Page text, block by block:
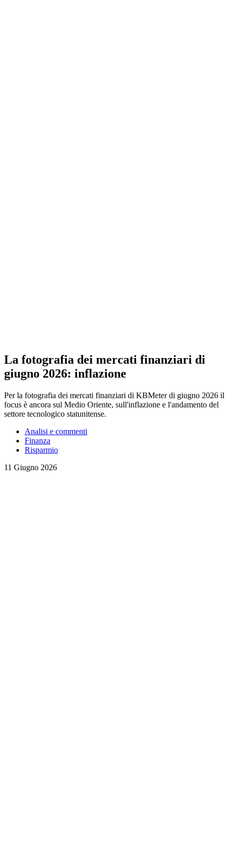
La fotografia dei mercati finanziari di
giugno 2026: inflazione
Per la fotografia dei mercati finanziari di KBMeter di giugno 2026 il
focus è ancora sul Medio Oriente, sull'inflazione e l'andamento del
settore tecnologico statunitense.
Analisi e commenti
Finanza
Risparmio
11 Giugno 2026